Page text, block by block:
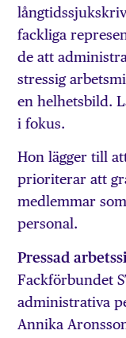
fackliga
de att
stressig
en helhetsbild.
i fokus.
Hon lägger till
prioriterar att
medlemmar
personal.
Pressad
Fackförbundet
administ­rativa
Annika